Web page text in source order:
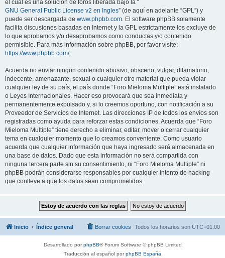
el cual es una solución de foros liberada bajo la “
GNU General Public License v2 en Ingles” (de aquí en adelante “GPL”) y
puede ser descargada de www.phpbb.com. El software phpBB solamente
facilita discusiones basadas en Internet y la GPL estrictamente los excluye de
lo que aprobamos y/o desaprobamos como conductas y/o contenido
permisible. Para más información sobre phpBB, por favor visite:
https://www.phpbb.com/.
Acuerda no enviar ningun contenido abusivo, obsceno, vulgar, difamatorio,
indecente, amenazante, sexual o cualquier otro material que pueda violar
cualquier ley de su país, el país donde “Foro Mieloma Multiple” está instalado
o Leyes Internacionales. Hacer eso provocará que sea inmediata y
permanentemente expulsado y, si lo creemos oportuno, con notificación a su
Proveedor de Servicios de Internet. Las direcciones IP de todos los envíos son
registradas como ayuda para reforzar estas condiciones. Acuerda que “Foro
Mieloma Multiple” tiene derecho a eliminar, editar, mover o cerrar cualquier
tema en cualquier momento que lo creamos conveniente. Como usuario
acuerda que cualquier información que haya ingresado será almacenada en
una base de datos. Dado que esta información no será compartida con
ninguna tercera parte sin su consentimiento, ni “Foro Mieloma Multiple” ni
phpBB podrán considerarse responsables por cualquier intento de hacking
que conlleve a que los datos sean comprometidos.
Inicio Índice general Todos los horarios son UTC+01:00
Borrar cookies
Desarrollado porphpBB® Forum Software © phpBB Limited
Traducción al español porphpBB España